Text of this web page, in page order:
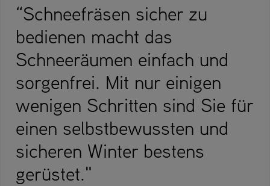
“Schneefräsen sicher zu
bedienen macht das
Schneeräumen einfach und
sorgenfrei. Mit nur einigen
wenigen Schritten sind Sie für
einen selbstbewussten und
sicheren Winter bestens
gerüstet."